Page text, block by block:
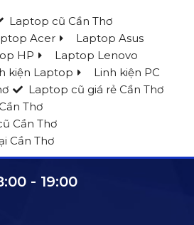
Laptop cũ Cần Thơ
Acer
Laptop Asus
HP
Laptop Lenovo
kiện Laptop
Linh kiện PC
Laptop cũ giá rẻ Cần Thơ
Thơ
Cần Thơ
Cần Thơ
- 19:00